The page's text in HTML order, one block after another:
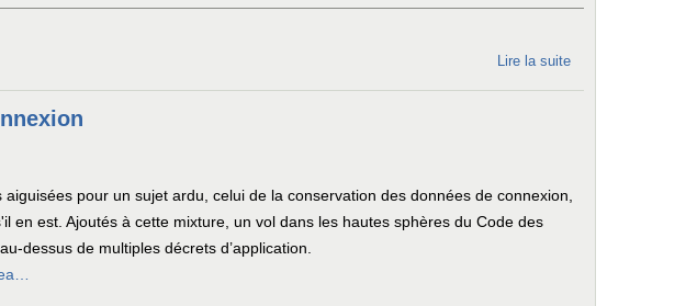
Lire la suite
le Conseil
pour un sujet ardu, celui de la conservation des données de connexion,
est. Ajoutés à cette mixture, un vol dans les hautes sphères du Code des
dessus de multiples décrets d’application.